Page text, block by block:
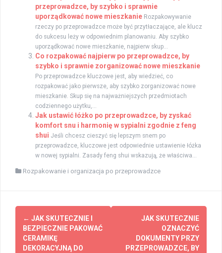
przeprowadzce, by szybko i sprawnie
uporządkować nowe mieszkanie Rozpakowywanie
rzeczy po przeprowadzce może być przytłaczające, ale klucz
do sukcesu leży w odpowiednim planowaniu. Aby szybko
uporządkować nowe mieszkanie, najpierw skup...
Co rozpakować najpierw po przeprowadzce, by
szybko i sprawnie zorganizować nowe mieszkanie
Po przeprowadzce kluczowe jest, aby wiedzieć, co
rozpakować jako pierwsze, aby szybko zorganizować nowe
mieszkanie. Skup się na najważniejszych przedmiotach
codziennego użytku,...
Jak ustawić łóżko po przeprowadzce, by zyskać
komfort snu i harmonię w sypialni zgodnie z feng
shui Jeśli chcesz cieszyć się lepszym snem po
przeprowadzce, kluczowe jest odpowiednie ustawienie łóżka
w nowej sypialni. Zasady feng shui wskazują, że właściwa...
Rozpakowanie i organizacja po przeprowadzce
Post
navigation
← JAK SKUTECZNIE I
BEZPIECZNIE PAKOWAĆ
CERAMIKĘ
DEKORACYJNĄ DO
JAK SKUTECZNIE
OZNACZYĆ
DOKUMENTY PRZY
PRZEPROWADZCE, BY